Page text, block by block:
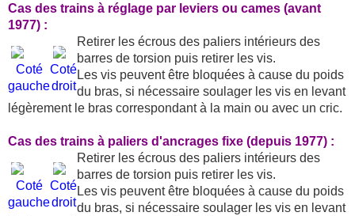
Cas des trains à réglage par leviers ou cames (avant
1977) :
Coté
gauche
Coté
droit
Retirer les écrous des paliers intérieurs des
barres de torsion puis retirer les vis.
Les vis peuvent être bloquées à cause du poids
du bras, si nécessaire soulager les vis en levant
légèrement le bras correspondant à la main ou avec un cric.
Cas des trains à paliers d'ancrages fixe (depuis 1977) :
Coté
gauche
Coté
droit
Retirer les écrous des paliers intérieurs des
barres de torsion puis retirer les vis.
Les vis peuvent être bloquées à cause du poids
du bras, si nécessaire soulager les vis en levant